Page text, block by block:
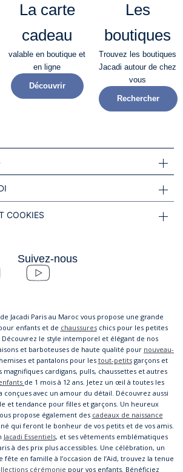
La carte
cadeau
valable en boutique et
en ligne
Découvrir
Les
boutiques
Trouvez les boutiques
Jacadi autour de chez
vous
Rechercher
COOKIES
Suivez-nous
Jacadi Paris au Maroc vous propose une grande
enfants et de chaussureschics pour les petites
Découvrez le style intemporel et élégant de nos
et barboteuses de haute qualité pour nouveau-
et pantalons pour les tout-petitsgarçons et
magnifiques cardigans, pulls, chaussettes et autres
de 1 mois à 12 ans. Jetez un œil à toutes les
conçues avec un amour du détail. Découvrez aussi
et tendance pour filles et garçons. Un heureux
propose également des cadeaux de naissance
qui feront le bonheur de vos petits et de vos amis.
Jacadi Essentiels, et ses vêtements emblématiques
à des prix plus accessibles. Une célébration, un
en famille à l’occasion de l’Aid, trouvez la tenue
cérémonie pour vos enfants. Bénéficiez